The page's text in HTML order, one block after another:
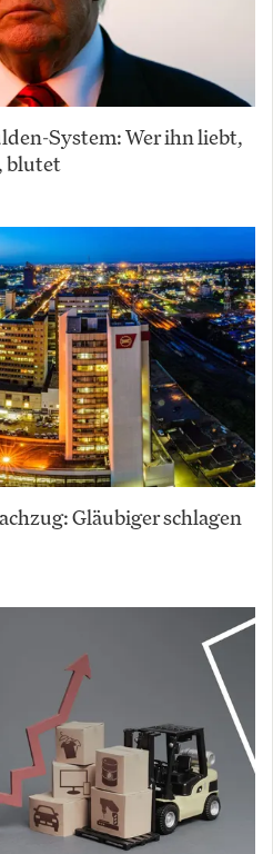
System: Wer ihn liebt,
blutet
Gläubiger schlagen